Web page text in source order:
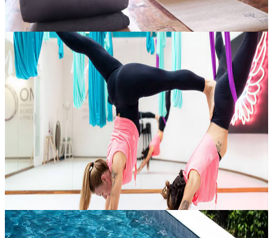
Contatta l'organizzatore per le date disponibili
Porto, Portogallo
Allenamento Ibrido (HET)
Hybrid Exercise Training (HET) è una classe dinamica pensata per
unire, in un’unica sessione energizzante, diverse modalità di
movimento in modo equilibrato e coinvolgente. La combinazione di
Su richiesta
Contatta l'organizzatore per le date disponibili
Porto, Portogallo